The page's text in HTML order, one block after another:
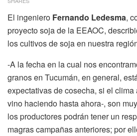
El ingeniero Fernando Ledesma,
proyecto soja de la EEAOC,
los cultivos de soja en nuestra
-A la fecha en la cual nos
granos en Tucumán, en general,
expectativas de cosecha, si el
vino haciendo hasta ahora-, son
los productores podrán tener un
magras campañas anteriores; por